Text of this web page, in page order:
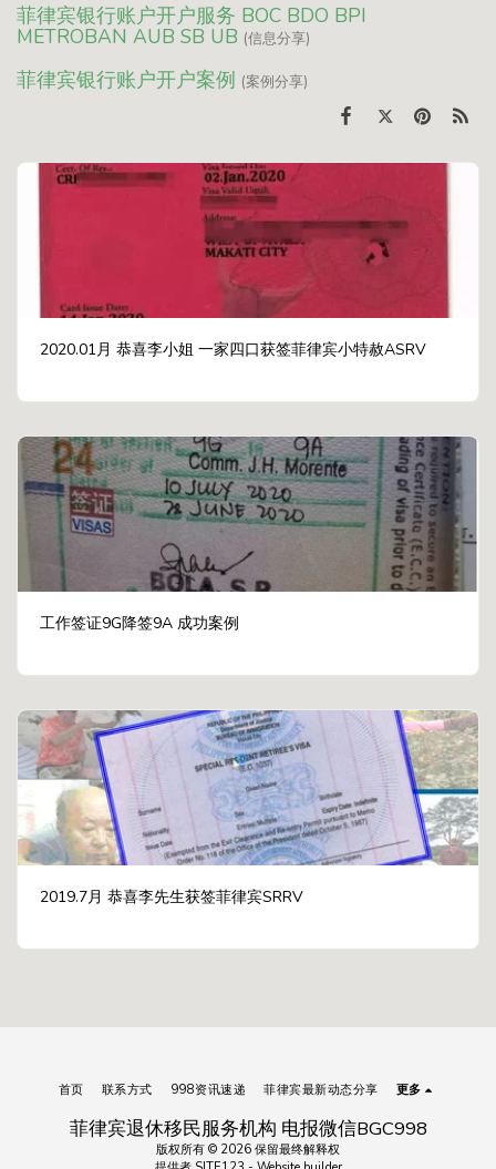
菲律宾银行账户开户服务 BOC BDO BPI
METROBAN AUB SB UB (信息分享)
菲律宾银行账户开户案例 (案例分享)
2020.01月 恭喜李小姐 一家四口获签菲律宾小特赦ASRV
工作签证9G降签9A 成功案例
2019.7月 恭喜李先生获签菲律宾SRRV
菲律宾退休移民服务机构 电报微信BGC998
版权所有 © 2026 保留最终解释权
首页 联系方式 998资讯速递 菲律宾最新动态分享 更多